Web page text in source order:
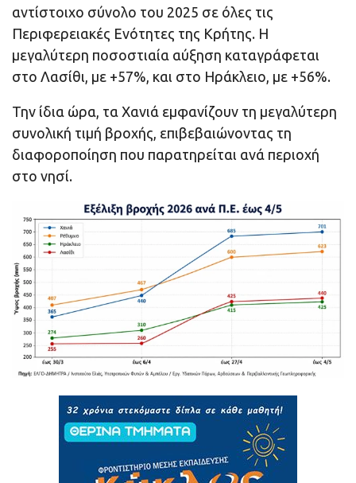
αντίστοιχο σύνολο του 2025 σε όλες τις
Περιφερειακές Ενότητες της Κρήτης. Η
μεγαλύτερη ποσοστιαία αύξηση καταγράφεται
στο Λασίθι, με +57%, και στο Ηράκλειο, με +56%.
Την ίδια ώρα, τα Χανιά εμφανίζουν τη μεγαλύτερη
συνολική τιμή βροχής, επιβεβαιώνοντας τη
διαφοροποίηση που παρατηρείται ανά περιοχή
στο νησί.